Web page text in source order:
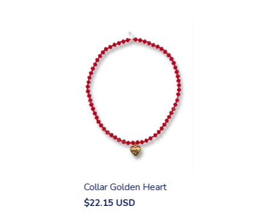
Collar Golden Heart
$22.15 USD